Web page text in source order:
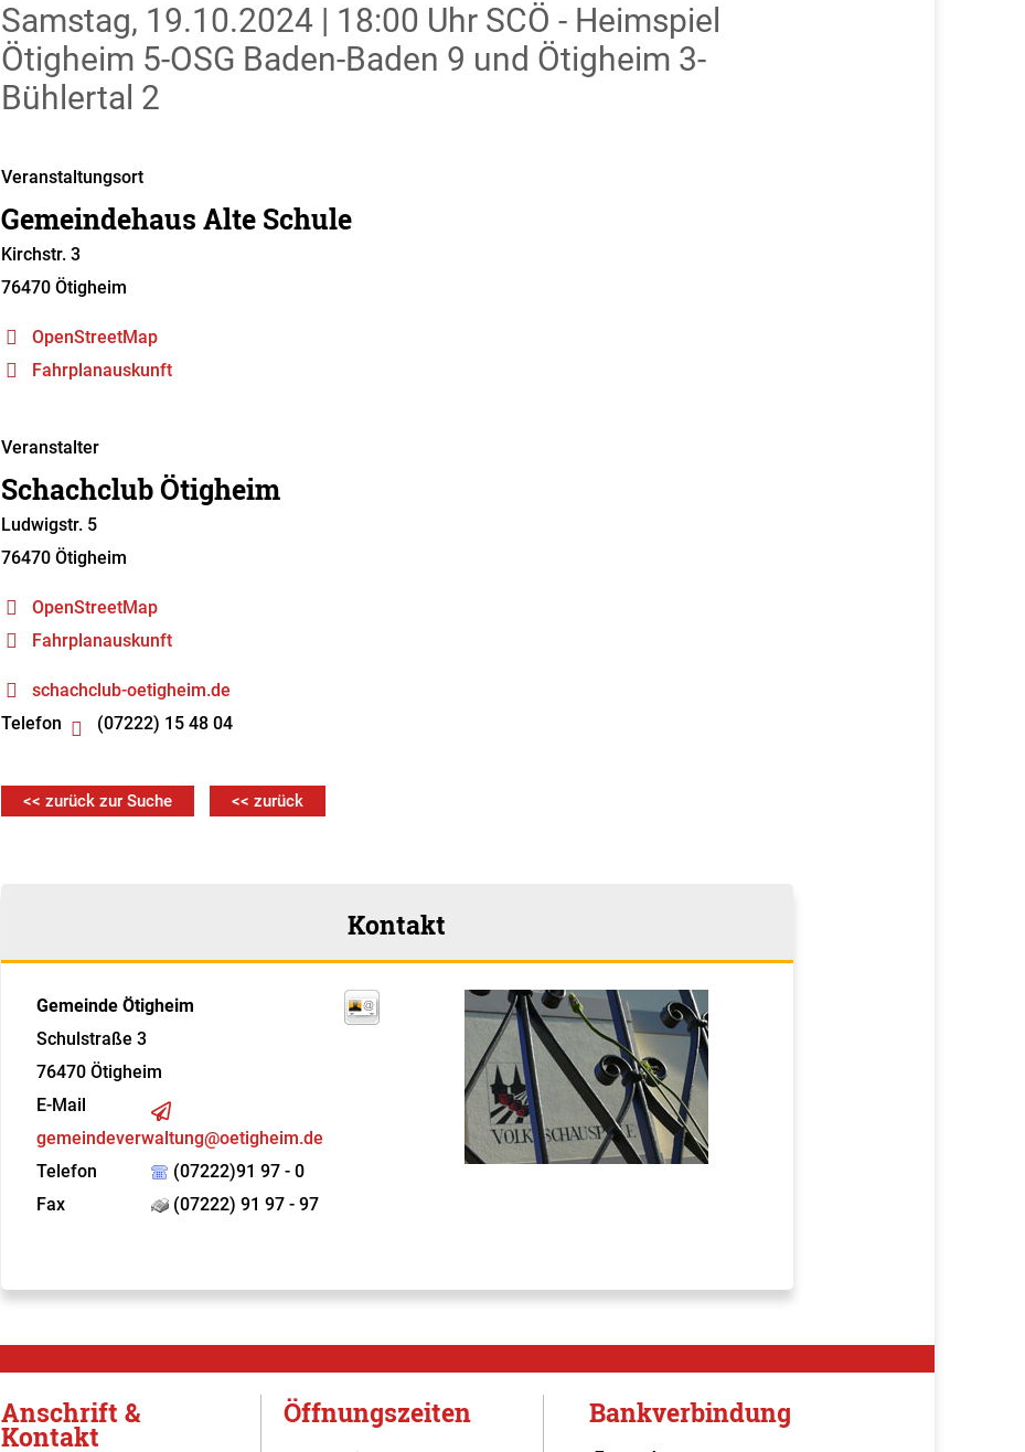
Samstag, 19.10.2024 | 18:00 UhrSCÖ - Heimspiel
Ötigheim 5-OSG Baden-Baden 9 und Ötigheim 3-
Bühlertal 2
Veranstaltungsort
Gemeindehaus Alte Schule
Kirchstr. 3
76470 Ötigheim
OpenStreetMap
Fahrplanauskunft
Veranstalter
Schachclub Ötigheim
Ludwigstr. 5
76470 Ötigheim
OpenStreetMap
Fahrplanauskunft
schachclub-oetigheim.de
Telefon
(07222) 15 48 04
<< zurück zur Suche << zurück
Kontakt
Gemeinde Ötigheim
Schulstraße 3
76470 Ötigheim
E-Mail
gemeindeverwaltung@oetigheim.de
Telefon
(07222)91 97 - 0
Fax
(07222) 91 97 - 97
Anschrift &
Kontakt
Öffnungszeiten Bankverbindung